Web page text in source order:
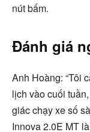
nút bấm.
Đánh giá
Anh Hoàng: “Tôi
lịch vào cuối
giác chạy xe số
Innova 2.0E MT